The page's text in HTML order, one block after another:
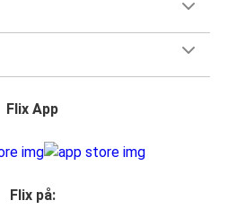
Flix App
Flix på: